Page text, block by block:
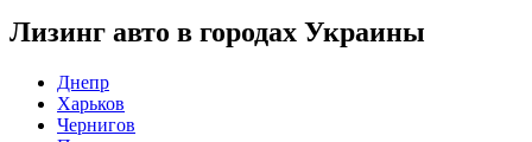
Лизинг авто в городах Украины
Днепр
Харьков
Чернигов